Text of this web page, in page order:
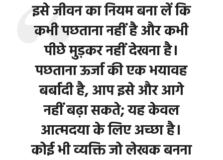
इसे जीवन का नियम बना लें कि
कभी पछताना नहीं है और कभी
पीछे मुड़कर नहीं देखना है।
पछताना ऊर्जा की एक भयावह
बर्बादी है, आप इसे और आगे
नहीं बढ़ा सकते; यह केवल
आत्मदया के लिए अच्छा है।
कोई भी व्यक्ति जो लेखक बनना